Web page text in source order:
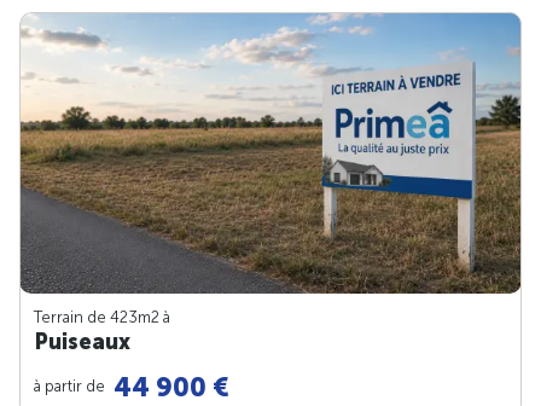
Terrain de 423m2 à
Puiseaux
à partir de 44 900 €